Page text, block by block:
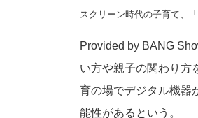
スクリーン時代の子育て、
Provided by BANG
い方や親子の関わり方
育の場でデジタル機器
能性があるという。